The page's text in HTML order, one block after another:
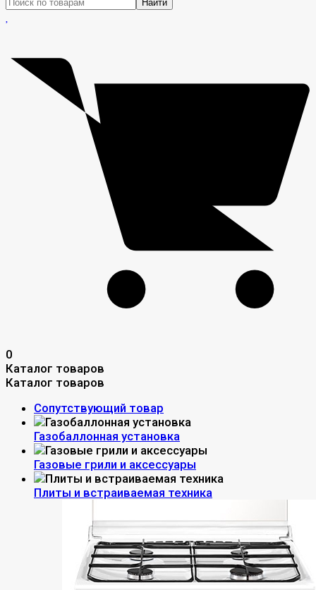
Найти
0
Каталог товаров
Каталог товаров
Сопутствующий товар
Газобаллонная установка
Газовые грили и аксессуары
Плиты и встраиваемая техника